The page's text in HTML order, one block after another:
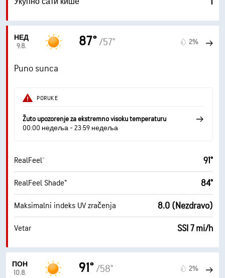
НЕД
9.8.
87° /57° 2%
Puno sunca
PORUKE
Žuto upozorenje za ekstremno visoku temperaturu
00:00 недеља - 23:59 недеља
RealFeel® 91°
RealFeel Shade™ 84°
Maksimalni indeks UV zračenja 8.0 (Nezdravo)
Vetar SSI 7 mi/h
ПОН
10.8.
91° /58° 2%